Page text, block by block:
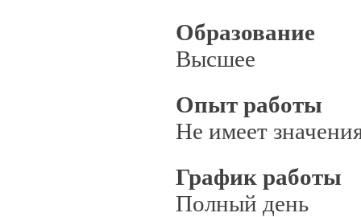
Образование
Высшее
Опыт работы
Не имеет
График работы
Полный день